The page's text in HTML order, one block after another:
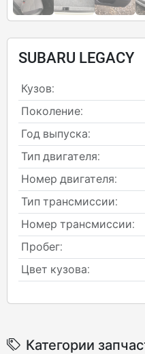
SUBARU LEGACY
Кузов:
Поколение:
Год выпуска:
Тип двигателя:
Номер двигателя:
Тип трансмиссии:
Номер трансмиссии:
Пробег:
Цвет кузова:
Категории